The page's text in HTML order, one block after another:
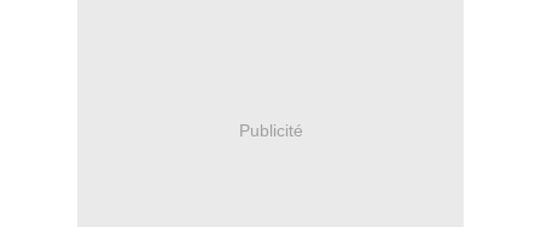
Publicité